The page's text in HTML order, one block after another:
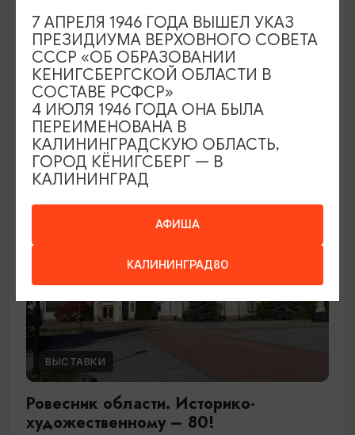
Семейный клуб выходного дня в
Морском выставочном центре
19.07.2026 - 30.08.2026, СБ 12:00, 13:00
Светлогорск, Морской выставочный центр г.
Светлогорск
ВЫСТАВКИ
Ровесник области. Историко-
художественному – 80!
АФИША
КАЛИНИНГРАД80
7 АПРЕЛЯ 1946 ГОДА ВЫШЕЛ УКАЗ
ПРЕЗИДИУМА ВЕРХОВНОГО СОВЕТА
СССР «ОБ ОБРАЗОВАНИИ
КЕНИГСБЕРГСКОЙ ОБЛАСТИ В
СОСТАВЕ РСФСР»
4 ИЮЛЯ 1946 ГОДА ОНА БЫЛА
ПЕРЕИМЕНОВАНА В
КАЛИНИНГРАДСКУЮ ОБЛАСТЬ,
ГОРОД КЁНИГСБЕРГ — В
КАЛИНИНГРАД